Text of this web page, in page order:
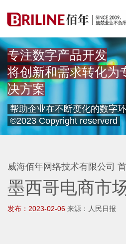
专注数字产品开发
将创新和需求转化为
决方案
帮助企业在不断变化的数字
©2023 Copyright reserverd
威海佰年网络技术有限公司
墨西哥电商市
发布：2023-02-06 来源：人民日报